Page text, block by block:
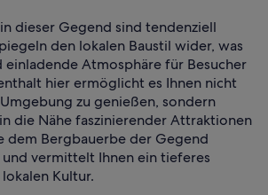
dieser Gegend sind tendenziell
den lokalen Baustil wider, was
einladende Atmosphäre für Besucher
hier ermöglicht es Ihnen nicht
zu genießen, sondern
die Nähe faszinierender Attraktionen
dem Bergbauerbe der Gegend
vermittelt Ihnen ein tieferes
Kultur.